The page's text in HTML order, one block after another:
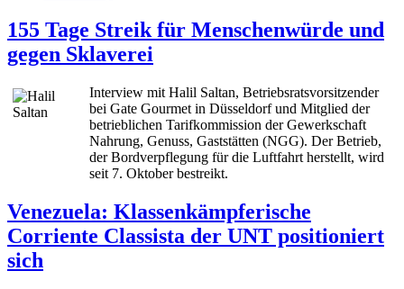
155 Tage Streik für Menschenwürde und
gegen Sklaverei
Interview mit Halil Saltan, Betriebsratsvorsitzender
bei Gate Gourmet in Düsseldorf und Mitglied der
betrieblichen Tarifkommission der Gewerkschaft
Nahrung, Genuss, Gaststätten (NGG). Der Betrieb,
der Bordverpflegung für die Luftfahrt herstellt, wird
seit 7. Oktober bestreikt.
Venezuela: Klassenkämpferische
Corriente Classista der UNT positioniert
sich